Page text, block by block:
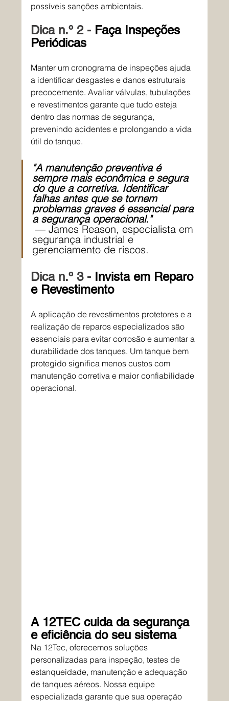
possíveis sanções ambientais.
Dica n.º 2 - Faça Inspeções
Periódicas
Manter um cronograma de inspeções ajuda
a identificar desgastes e danos estruturais
precocemente. Avaliar válvulas, tubulações
e revestimentos garante que tudo esteja
dentro das normas de segurança,
prevenindo acidentes e prolongando a vida
útil do tanque.
"A manutenção preventiva é
sempre mais econômica e segura
do que a corretiva. Identificar
falhas antes que se tornem
problemas graves é essencial para
a segurança operacional."
— James Reason, especialista em
segurança industrial e
gerenciamento de riscos.
Dica n.º 3 - Invista em Reparo
e Revestimento
A aplicação de revestimentos protetores e a
realização de reparos especializados são
essenciais para evitar corrosão e aumentar a
durabilidade dos tanques. Um tanque bem
protegido significa menos custos com
manutenção corretiva e maior confiabilidade
operacional.
A 12TEC cuida da segurança
e eficiência do seu sistema
Na 12Tec, oferecemos soluções
personalizadas para inspeção, testes de
estanqueidade, manutenção e adequação
de tanques aéreos. Nossa equipe
especializada garante que sua operação